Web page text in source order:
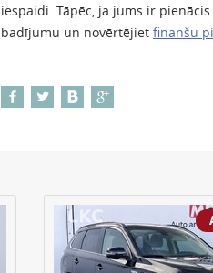
iespaidi. Tāpēc, ja jums ir
badījumu un novērtējiet finanšu